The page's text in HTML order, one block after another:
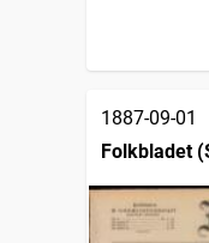
1887-09-01
Folkbladet